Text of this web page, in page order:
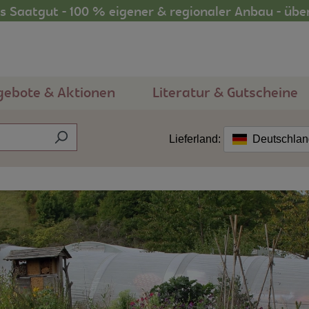
Saatgut - 100 % eigener & regionaler Anbau -
& Aktionen Literatur & Gutscheine
Lieferland: